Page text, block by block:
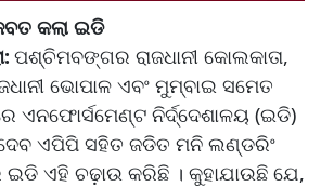
କଲା ଇଡି
ପଶ୍ଚିମବଙ୍ଗର ରାଜଧାନୀ କୋଲକାତା,
ଭୋପାଳ ଏବଂ ମୁମ୍ବାଇ ସମେତ
ଏନଫୋର୍ସମେଣ୍ଟ ନିର୍ଦ୍ଦେଶାଳୟ (ଇଡି)
ଏପିପି ସହିତ ଜଡିତ ମନି ଲଣ୍ଡରିଂ
ଇଡି ଏହି ଚଢ଼ାଉ କରିଛି । କୁହାଯାଉଛି ଯେ,